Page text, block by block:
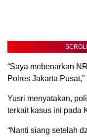
“Saya mebenarkan
Polres Jakarta
Yusri menyatakan,
terkait kasus ini pada
“Nanti siang setelah